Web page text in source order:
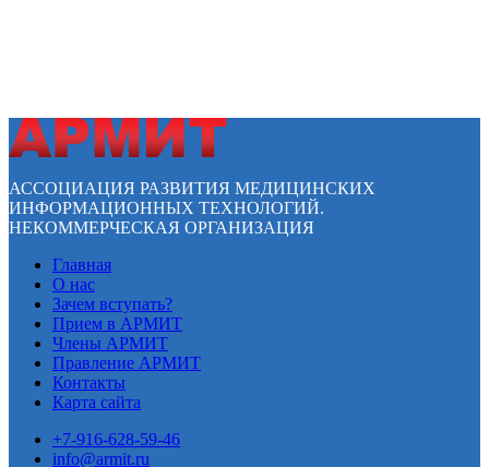
АССОЦИАЦИЯ РАЗВИТИЯ МЕДИЦИНСКИХ
ИНФОРМАЦИОННЫХ ТЕХНОЛОГИЙ.
НЕКОММЕРЧЕСКАЯ ОРГАНИЗАЦИЯ
Главная
О нас
Зачем вступать?
Прием в АРМИТ
Члены АРМИТ
Правление АРМИТ
Контакты
Карта сайта
+7-916-628-59-46
info@armit.ru